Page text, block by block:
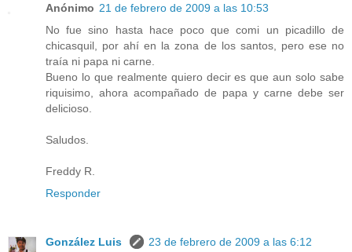
Anónimo 21 de febrero de 2009 a las 10:53
No fue sino hasta hace poco que comi un picadillo de
chicasquil, por ahí en la zona de los santos, pero ese no
traía ni papa ni carne.
Bueno lo que realmente quiero decir es que aun solo sabe
riquisimo, ahora acompañado de papa y carne debe ser
delicioso.
Saludos.
Freddy R.
Responder
González Luis 23 de febrero de 2009 a las 6:12